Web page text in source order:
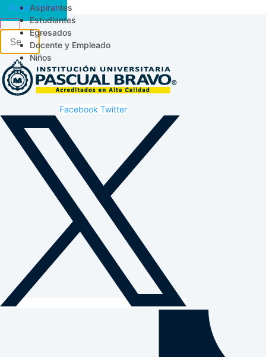
Aspirantes
Estudiantes
Egresados
Docente y Empleado
Niños
Acceso SICAU
Facebook Twitter